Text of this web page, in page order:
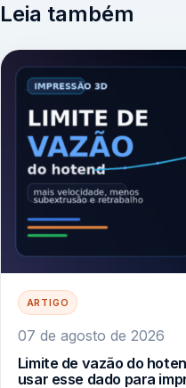
Leia também
ARTIGO
07 de agosto de 2026
Limite de vazão do
usar esse dado para